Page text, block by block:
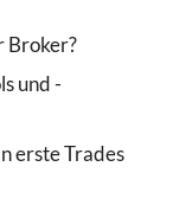
Broker?
und -
erste Trades